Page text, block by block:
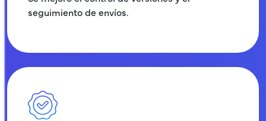
seguimiento de envíos.